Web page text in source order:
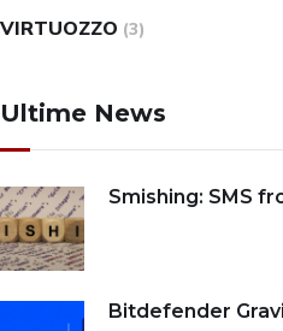
VIRTUOZZO (3)
Ultime News
Smishing: SMS
Bitdefender